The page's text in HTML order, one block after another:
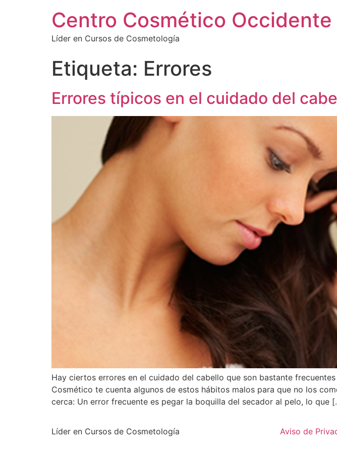
Centro Cosmético Occidente
Líder en Cursos de Cosmetología
Etiqueta: Errores
Errores típicos en el cuidado del
Hay ciertos errores en el cuidado del cabello que son bastante
Cosmético te cuenta algunos de estos hábitos malos para que no los
cerca: Un error frecuente es pegar la boquilla del secador al pelo, lo que
Líder en Cursos de Cosmetología Aviso de